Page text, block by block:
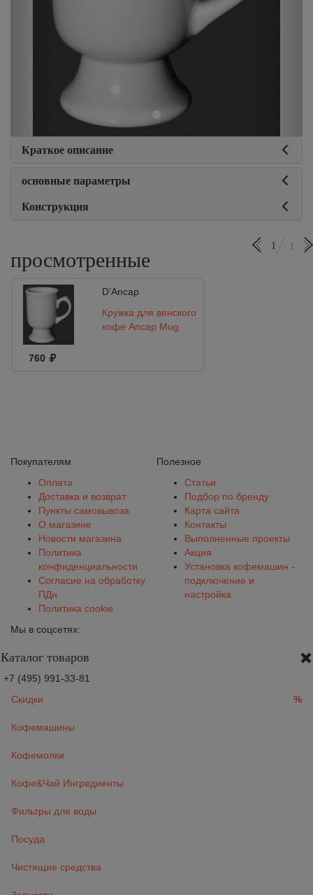
Краткое описание
основные параметры
Конструкция
просмотренные
1 1
D’Ancap
Кружка для венского
кофе Ancap Mug
760
Покупателям
Оплата
Доставка и возврат
Пункты самовывоза
О магазине
Новости магазина
Политика
конфиденциальности
Согласие на обработку
ПДн
Политика cookie
Полезное
Статьи
Подбор по бренду
Карта сайта
Контакты
Выполненные проекты
Акция
Установка кофемашин -
подключение и
настройка
Мы в соцсетях:
Каталог товаров
+7 (495) 991-33-81
Скидки
%
Кофемашины
Кофемолки
Кофе&Чай Ингредиенты
Фильтры для воды
Посуда
Чистящие средства